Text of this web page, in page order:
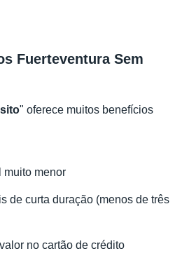
Fuerteventura Sem
" oferece muitos benefícios
muito menor
de curta duração (menos de três
no cartão de crédito